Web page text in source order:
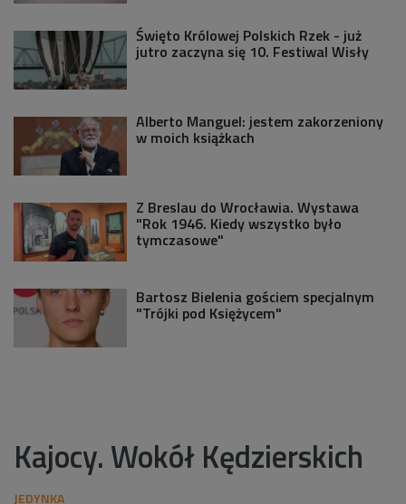
Święto Królowej Polskich Rzek - już
jutro zaczyna się 10. Festiwal Wisły
Alberto Manguel: jestem zakorzeniony
w moich książkach
Z Breslau do Wrocławia. Wystawa
"Rok 1946. Kiedy wszystko było
tymczasowe"
Bartosz Bielenia gościem specjalnym
"Trójki pod Księżycem"
Kajocy. Wokół Kędzierskich